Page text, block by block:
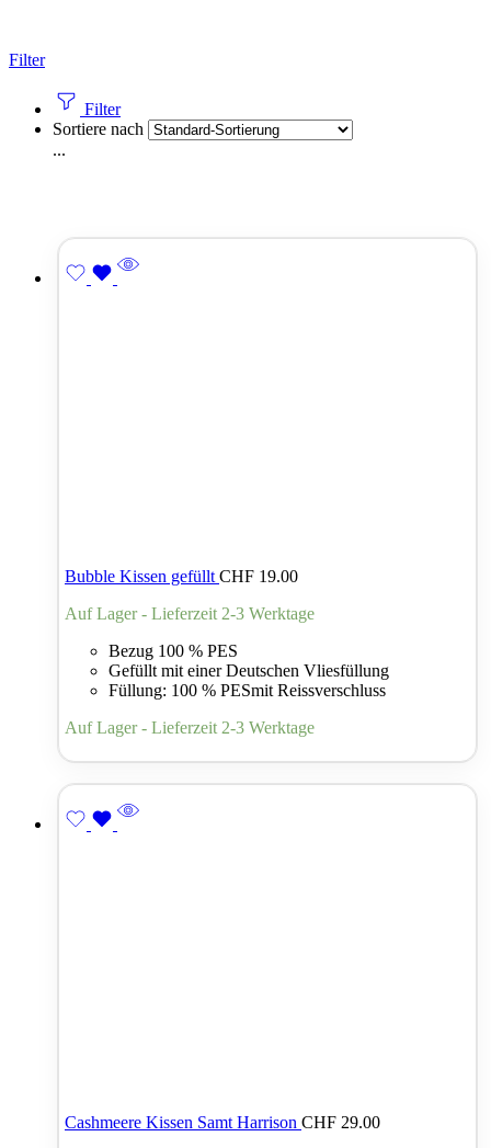
Filter
Filter
Sortiere nach
...
Produkt Breite (cm)
Bubble Kissen gefüllt CHF 19.00
Auf Lager - Lieferzeit 2-3 Werktage
Bezug 100 % PES
Gefüllt mit einer Deutschen Vliesfüllung
Füllung: 100 % PESmit Reissverschluss
Auf Lager - Lieferzeit 2-3 Werktage
Cashmeere Kissen Samt Harrison CHF 29.00